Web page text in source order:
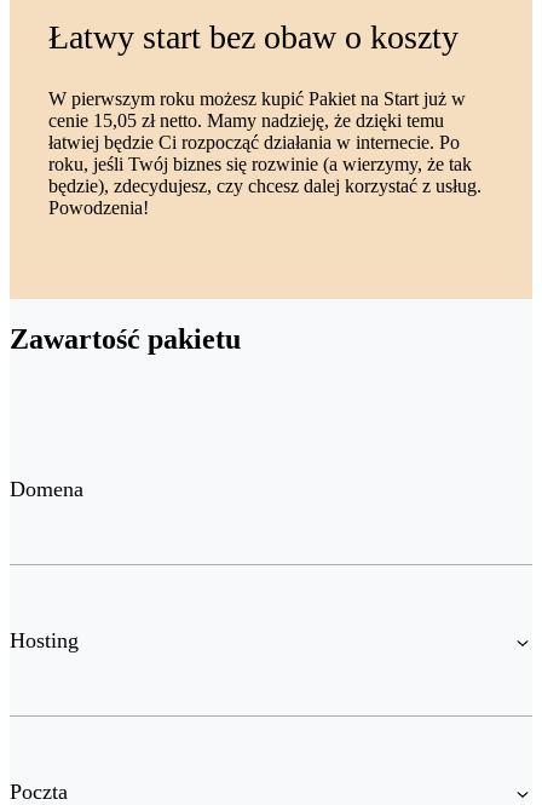
Łatwy start bez obaw o koszty
W pierwszym roku możesz kupić Pakiet na Start już w
cenie 15,05 zł netto. Mamy nadzieję, że dzięki temu
łatwiej będzie Ci rozpocząć działania w internecie. Po
roku, jeśli Twój biznes się rozwinie (a wierzymy, że tak
będzie), zdecydujesz, czy chcesz dalej korzystać z usług.
Powodzenia!
Zawartość pakietu
Domena
Hosting
Poczta